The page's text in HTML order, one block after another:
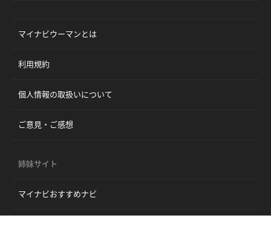
マイナビウーマンとは
利用規約
個人情報の取扱いについて
ご意見・ご感想
姉妹サイト
マイナビおすすめナビ